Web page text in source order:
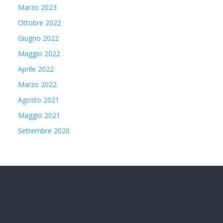
Marzo 2023
Ottobre 2022
Giugno 2022
Maggio 2022
Aprile 2022
Marzo 2022
Agosto 2021
Maggio 2021
Settembre 2020